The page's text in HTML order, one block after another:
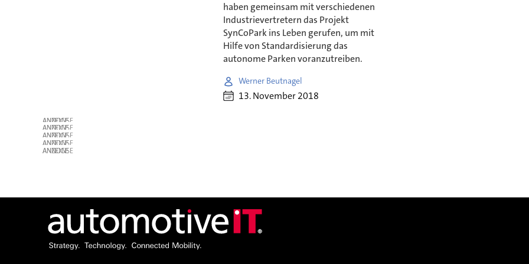
haben gemeinsam mit verschiedenen
Industrievertretern das Projekt
SynCoPark ins Leben gerufen, um mit
Hilfe von Standardisierung das
autonome Parken voranzutreiben.
Werner Beutnagel
13. November 2018
ANZEIGE
ANZEIGE
ANZEIGE
ANZEIGE
ANZEIGE